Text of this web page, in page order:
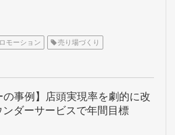
モーション 売り場づくり
の事例】店頭実現率を劇的に改
ダーサービスで年間目標